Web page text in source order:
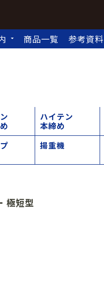
商品一覧 参考資料
ハイテン
本締め
揚重機
極短型